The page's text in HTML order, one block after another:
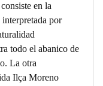
en la
por
todo el abanico de
La otra
Ilça Moreno